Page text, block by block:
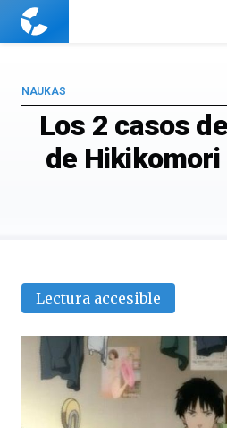
Cuaderno
Los 2 casos
de Hikikomori
NAUKAS
Lectura accesible